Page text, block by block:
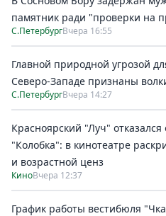
памятник ради "проверки на
С.ПетербургВчера 16:55
Главной природной угрозой
Северо-Западе признаны
С.ПетербургВчера 14:27
Красноярский "Луч" отказался
"Колобка": в кинотеатре
и возрастной ценз
КиноВчера 12:37
График работы вестибюля